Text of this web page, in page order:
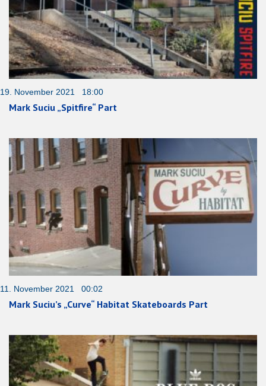
19. November 2021 18:00
Mark Suciu „Spitfire“ Part
11. November 2021 00:02
Mark Suciu’s „Curve“ Habitat Skateboards Part